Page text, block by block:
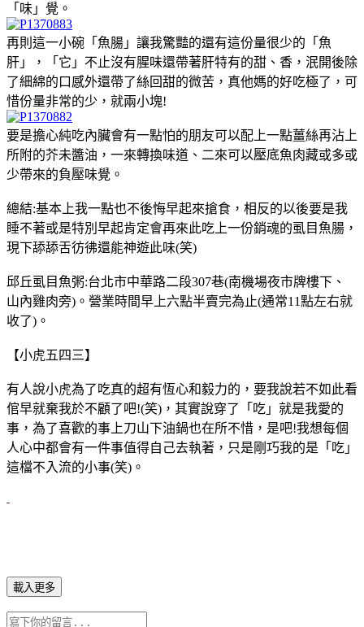
「味」覺。
再則這一小碗「魚腸」讓我驚豔的還有這份量很少的「魚
肝」，「它」不止沒有腥味還帶著肝特有的甜、香，泯開後除
了細綿的口感外還帶了絲回甜的微苦，真他媽的好吃極了，可
惜份量非常的少，就兩小塊!
要是擔心純吃內臟會有一點怕的朋友可以配上一點薑絲再沾上
所附的芥未醬油，一來轉換味道、二來可以壓底魚肉藏或多或
少帶來的負壓味覺。
總結:基本上我一點也不後悔早起來搶食，相反的以後要是我
睡不著或是特別早起肯定會再來此吃上一份銷魂的虱目魚腸，
現下舔舔舌彷彿還能神遊此味(笑)
邱丘虱目魚粥:台北市中華路二段307巷(南機場夜市牌樓下、
山內雞肉旁)。營業時間早上六點半賣完為止(通常11點左右就
收了)。
【小虎五四三】
有人說小虎為了吃真的超有恆心和毅力的，要我說若不如此看
倌早就棄我於不顧了吧!(笑)，其實說穿了「吃」就是我愛的
事，為了喜歡的事上刀山下油鍋也在所不惜，是吧!我想每個
人心中都會有一件事值得自己去執著，只是剛巧我的是「吃」
這檔不入流的小事(笑)。
載入更多